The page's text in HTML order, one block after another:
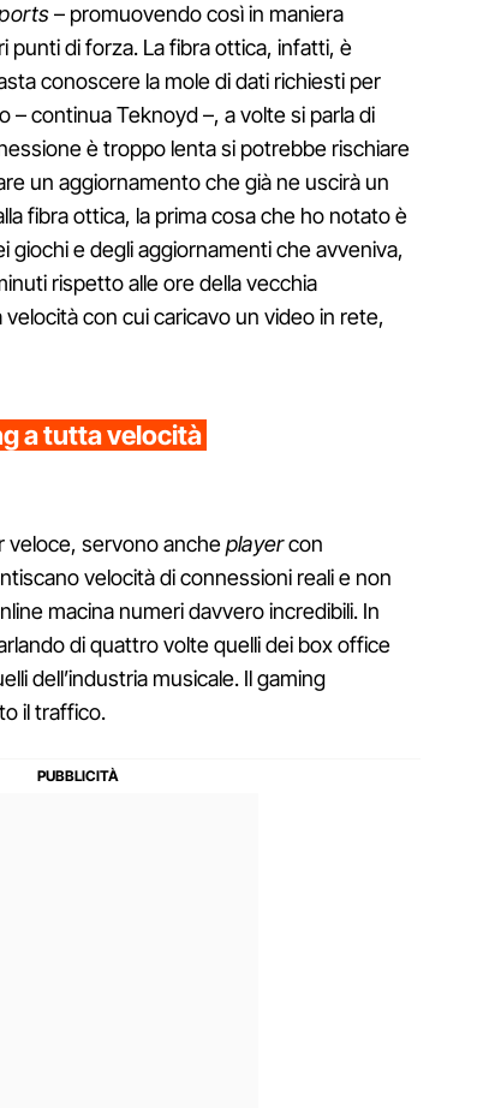
– promuovendo così in maniera
di forza. La fibra ottica, infatti, è
conoscere la mole di dati richiesti per
– continua Teknoyd –, a volte si parla di
è troppo lenta si potrebbe rischiare
un aggiornamento che già ne uscirà un
fibra ottica, la prima cosa che ho notato è
giochi e degli aggiornamenti che avveniva,
rispetto alle ore della vecchia
con cui caricavo un video in rete,
a tutta velocità
veloce, servono ancheplayercon
velocità di connessioni reali e non
macina numeri davvero incredibili. In
di quattro volte quelli dei box office
dell’industria musicale. Il gaming
il traffico.